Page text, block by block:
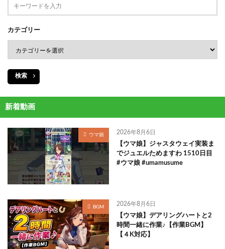
カテゴリー
検索
新着動画
ウマ娘 2026年8月6日
【ウマ娘】ジャスタウェイ実装ま
でジュエルためますわ 1510日目
#ウマ娘 #umamusume
BGM 2026年8月6日
【ウマ娘】デアリングハートと2
時間一緒に作業♪【作業BGM】
【４K対応】